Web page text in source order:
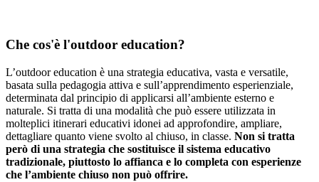
Che cos'è l'outdoor education?
L’outdoor education è una strategia educativa, vasta e versatile,
basata sulla pedagogia attiva e sull’apprendimento esperienziale,
determinata dal principio di applicarsi all’ambiente esterno e
naturale. Si tratta di una modalità che può essere utilizzata in
molteplici itinerari educativi idonei ad approfondire, ampliare,
dettagliare quanto viene svolto al chiuso, in classe. Non si tratta
però di una strategia che sostituisce il sistema educativo
tradizionale, piuttosto lo affianca e lo completa con esperienze
che l’ambiente chiuso non può offrire.